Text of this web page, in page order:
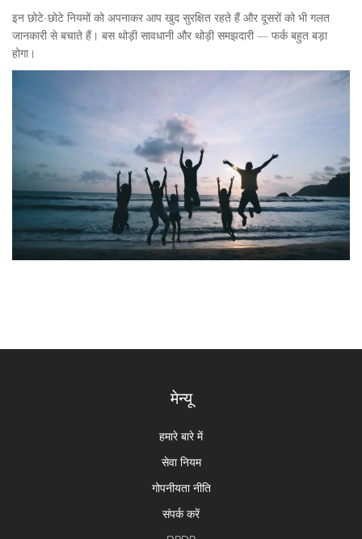
इन छोटे-छोटे नियमों को अपनाकर आप खुद सुरक्षित रहते हैं और दूसरों को भी गलत
जानकारी से बचाते हैं। बस थोड़ी सावधानी और थोड़ी समझदारी — फर्क बहुत बड़ा
होगा।
मेन्यू
हमारे बारे में
सेवा नियम
गोपनीयता नीति
संपर्क करें